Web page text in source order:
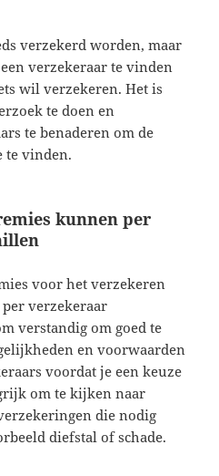
verzekerd worden, maar
verzekeraar te vinden
wil verzekeren. Het is
te doen en
te benaderen om de
te vinden.
kunnen per
voor het verzekeren
verzekeraar
verstandig om goed te
en voorwaarden
voordat je een keuze
om te kijken naar
die nodig
diefstal of schade.